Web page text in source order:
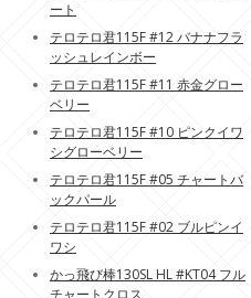
ート
テロテロ君115F #12 バナナフラ
ッシュレインボー
テロテロ君115F #11 赤金グロー
ベリー
テロテロ君115F #10 ピンクイワ
シグローベリー
テロテロ君115F #05 チャートバ
ックパール
テロテロ君115F #02 ブルピンイ
ワシ
かっ飛び棒130SL HL #KT04 フル
チャートクロス